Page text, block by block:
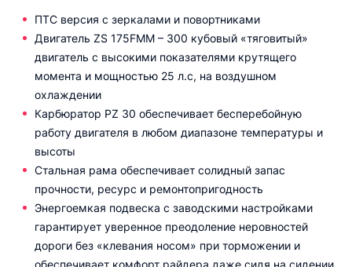
ПТС версия с зеркалами и повортниками
Двигатель ZS 175FMM – 300 кубовый «тяговитый»
двигатель с высокими показателями крутящего
момента и мощностью 25 л.с, на воздушном
охлаждении
Карбюратор PZ 30 обеспечивает бесперебойную
работу двигателя в любом диапазоне температуры и
высоты
Стальная рама обеспечивает солидный запас
прочности, ресурс и ремонтопригодность
Энергоемкая подвеска с заводскими настройками
гарантирует уверенное преодоление неровностей
дороги без «клевания носом» при торможении и
обеспечивает комфорт райдера даже сидя на сидении